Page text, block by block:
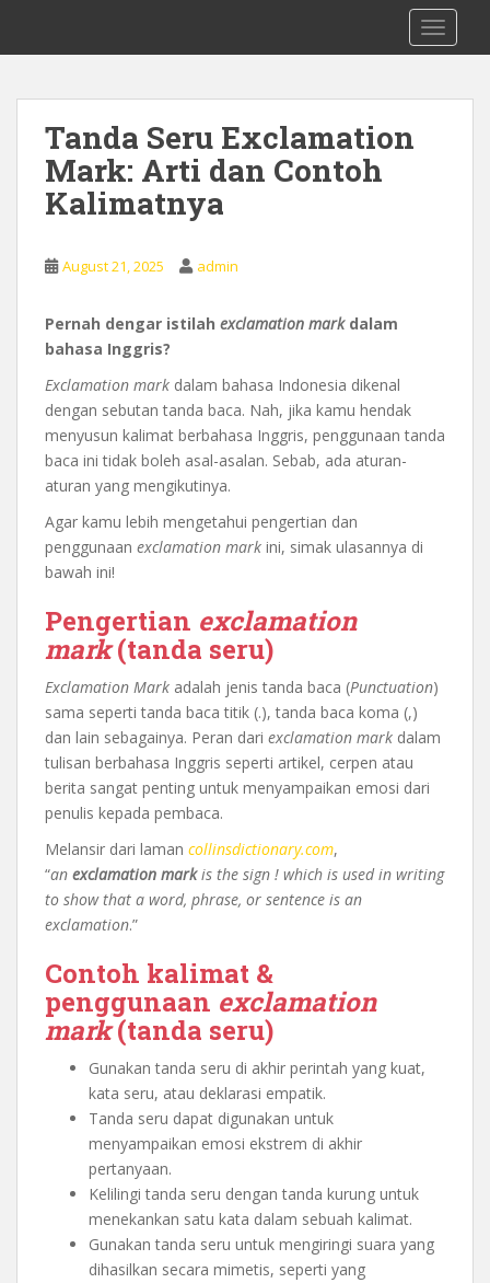
i
0878 8705 9305 Kursus Bahasa Inggis
dari Dasar Untuk Pemula Mataram
Tanda Seru Exclamation
Mark: Arti dan Contoh
Kalimatnya
August 21, 2025 admin
Pernah dengar istilah exclamation markdalam
bahasa Inggris?
Exclamation mark dalam bahasa Indonesia dikenal
dengan sebutan tanda baca. Nah, jika kamu hendak
menyusun kalimat berbahasa Inggris, penggunaan tanda
baca ini tidak boleh asal-asalan. Sebab, ada aturan-
aturan yang mengikutinya.
Agar kamu lebih mengetahui pengertian dan
penggunaan exclamation mark ini, simak ulasannya di
bawah ini!
Pengertian exclamation
mark(tanda seru)
Exclamation Mark adalah jenis tanda baca (Punctuation)
sama seperti tanda baca titik (.), tanda baca koma (,)
dan lain sebagainya. Peran dari exclamation mark dalam
tulisan berbahasa Inggris seperti artikel, cerpen atau
berita sangat penting untuk menyampaikan emosi dari
penulis kepada pembaca.
Melansir dari laman collinsdictionary.com,
“an exclamation markis the sign ! which is used in writing
to show that a word, phrase, or sentence is an
exclamation.”
Contoh kalimat &
penggunaan exclamation
mark(tanda seru)
Gunakan tanda seru di akhir perintah yang kuat,
kata seru, atau deklarasi empatik.
Tanda seru dapat digunakan untuk
menyampaikan emosi ekstrem di akhir
pertanyaan.
Kelilingi tanda seru dengan tanda kurung untuk
menekankan satu kata dalam sebuah kalimat.
Gunakan tanda seru untuk mengiringi suara yang
dihasilkan secara mimetis, seperti yang